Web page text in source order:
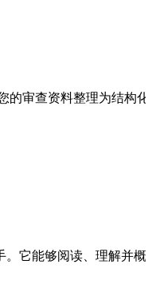
的审查资料整理为结构
。它能够阅读、理解并